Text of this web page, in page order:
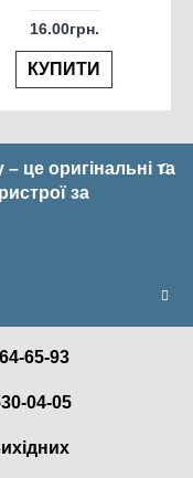
16.00грн.
КУПИТИ
це оригінальні та
за
65-93
04-05